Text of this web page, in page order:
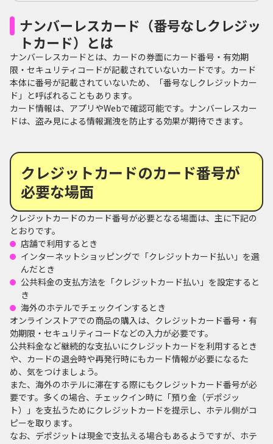
ナンバーレスカード（番号なしクレジッ
トカード）とは
ナンバーレスカードとは、カードの券面にカード番号・有効期
限・セキュリティコードが記載されていないカードです。カード
本体に番号が記載されていないため、「番号なしクレジットカー
ド」と呼ばれることもあります。
カード情報は、アプリやWebで確認可能です。ナンバーレスカー
ドは、盗み見による情報漏洩を防止する効果が期待できます。
クレジットカードのカード番号が
必要な場面
クレジットカードのカード番号が必要となる場面は、主に下記の
とおりです。
店舗で利用するとき
インターネットショッピングで「クレジットカード払い」を選
んだとき
公共料金の支払方法を「クレジットカード払い」を設定すると
き
海外のホテルでチェックインするとき
オンラインストアでの商品の購入は、クレジットカード番号・有
効期限・セキュリティコードなどの入力が必要です。
公共料金など継続的な支払いにクレジットカードを利用するとき
や、カードの退会時や再発行時にもカード情報が必要になるた
め、気をつけましょう。
また、海外のホテルに滞在する際にもクレジットカード番号が必
要です。多くの場合、チェックイン時に「預り金（デポジッ
ト）」を支払うためにクレジットカードを提示し、ホテル側がコ
ピーを取ります。
なお、デポジットは現金で支払える場合もあるようですが、ホテ